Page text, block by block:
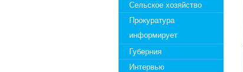
Сельское хозяйство
Прокуратура
информирует
Губерния
Интервью